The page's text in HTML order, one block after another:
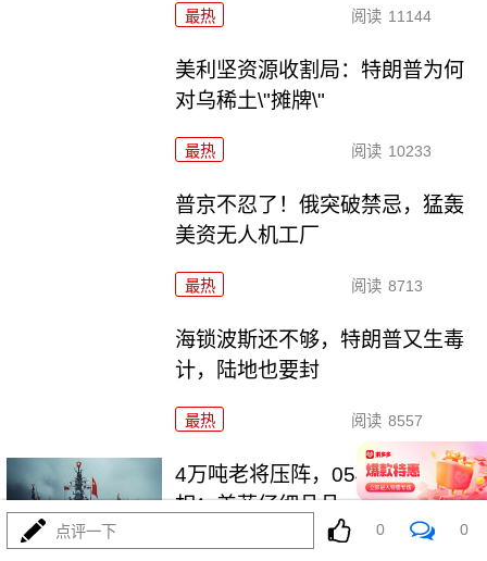
最热 阅读 11144
美利坚资源收割局：特朗普为何
对乌稀土\"摊牌\"
最热 阅读 10233
普京不忍了！俄突破禁忌，猛轰
美资无人机工厂
最热 阅读 8713
海锁波斯还不够，特朗普又生毒
计，陆地也要封
最热 阅读 8557
4万吨老将压阵，054B新锐亮
相：美菲仔细品品
点评一下 0 0